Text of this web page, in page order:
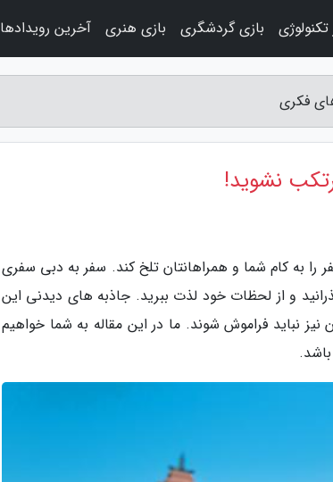
فکری
نشوید!
را به کام شما و همراهانتان تلخ کند. سفر به دبی سفری
و از لحظات خود لذت ببرید. جاذبه های دیدنی این
نیز نباید فراموش شوند. ما در این مقاله به شما خواهیم
تکنولوژی بازی گردشگری بازی هنری آخرین رویدادها